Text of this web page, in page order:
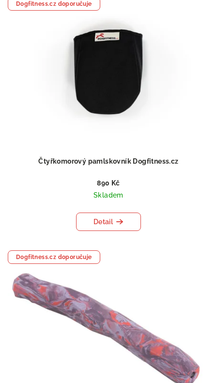
Dogfitness.cz doporučuje
Čtyřkomorový pamlskovník Dogfitness.cz
890 Kč
Skladem
Detail
Dogfitness.cz doporučuje